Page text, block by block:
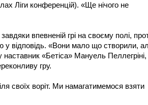
Ліги конференцій). «Ще нічого не
впевненій грі на своєму полі,
у відповідь. «Вони мало що створили,
«Бетіса» Мануель Пеллегріні,
гру.
своїх воріт. Ми намагатимемося взяти